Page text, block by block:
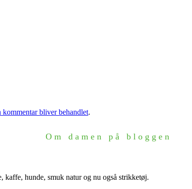
bliver behandlet.
Om damen på bloggen
kaffe, hunde, smuk natur og nu også strikketøj.